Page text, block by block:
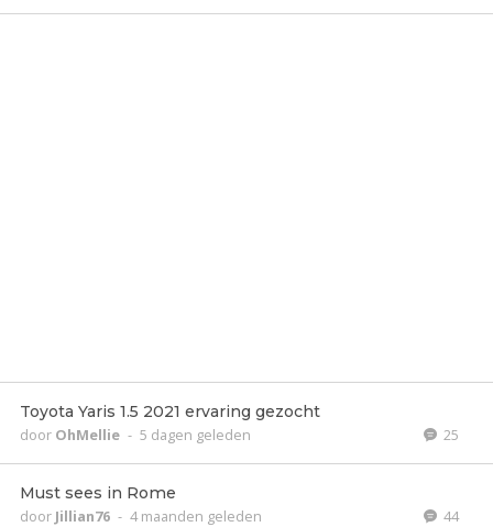
Toyota Yaris 1.5 2021 ervaring gezocht
door OhMellie - 5 dagen geleden 25
Must sees in Rome
door Jillian76 - 4 maanden geleden 44